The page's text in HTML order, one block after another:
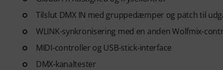
Tilslut DMX IN med gruppedæmper og patch til
WLINK-synkronisering med en anden Wolfmix-
MIDI-controller og USB-stick-interface
DMX-kanaltester